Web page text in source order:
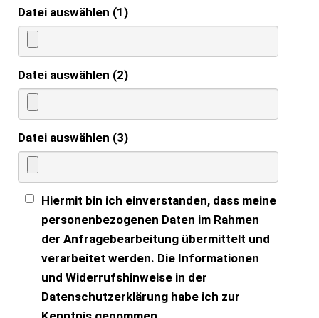
Datei auswählen (1)
Datei auswählen (2)
Datei auswählen (3)
Hiermit bin ich einverstanden, dass meine
personenbezogenen Daten im Rahmen
der Anfragebearbeitung übermittelt und
verarbeitet werden. Die Informationen
und Widerrufshinweise in der
Datenschutzerklärung habe ich zur